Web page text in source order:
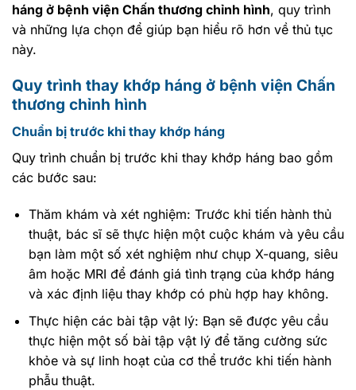
háng ở bệnh viện Chấn thương chỉnh hình, quy trình
và những lựa chọn để giúp bạn hiểu rõ hơn về thủ tục
này.
Quy trình thay khớp háng ở bệnh viện Chấn
thương chỉnh hình
Chuẩn bị trước khi thay khớp háng
Quy trình chuẩn bị trước khi thay khớp háng bao gồm
các bước sau:
Thăm khám và xét nghiệm: Trước khi tiến hành thủ
thuật, bác sĩ sẽ thực hiện một cuộc khám và yêu cầu
bạn làm một số xét nghiệm như chụp X-quang, siêu
âm hoặc MRI để đánh giá tình trạng của khớp háng
và xác định liệu thay khớp có phù hợp hay không.
Thực hiện các bài tập vật lý: Bạn sẽ được yêu cầu
thực hiện một số bài tập vật lý để tăng cường sức
khỏe và sự linh hoạt của cơ thể trước khi tiến hành
phẫu thuật.